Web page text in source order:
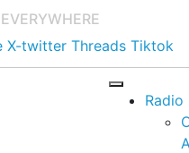
X-twitter Threads Tiktok
Radio